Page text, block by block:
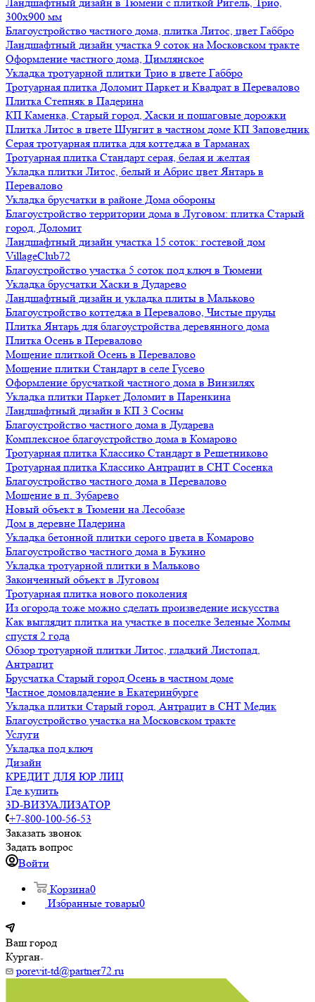
300х900 мм
Благоустройство частного дома, плитка Литос, цвет Габбро
Ландшафтный дизайн участка 9 соток на Московском тракте
Оформление частного дома, Цимлянское
Укладка тротуарной плитки Трио в цвете Габбро
Тротуарная плитка Доломит Паркет и Квадрат в Перевалово
Плитка Степняк в Падерина
КП Каменка, Старый город, Хаски и пошаговые дорожки
Плитка Литос в цвете Шунгит в частном доме КП Заповедник
Серая тротуарная плитка для коттеджа в Тарманах
Тротуарная плитка Стандарт серая, белая и желтая
Укладка плитки Литос, белый и Абрис цвет Янтарь в
Перевалово
Укладка брусчатки в районе Дома обороны
Благоустройство территории дома в Луговом: плитка Старый
город, Доломит
Ландшафтный дизайн участка 15 соток: гостевой дом
VillageClub72
Благоустройство участка 5 соток под ключ в Тюмени
Укладка брусчатки Хаски в Дударево
Ландшафтный дизайн и укладка плиты в Мальково
Благоустройство коттеджа в Перевалово, Чистые пруды
Плитка Янтарь для благоустройства деревянного дома
Плитка Осень в Перевалово
Мощение плиткой Осень в Перевалово
Мощение плитки Стандарт в селе Гусево
Оформление брусчаткой частного дома в Винзилях
Укладка плитки Паркет Доломит в Паренкина
Ландшафтный дизайн в КП 3 Сосны
Благоустройство частного дома в Дударева
Комплексное благоустройство дома в Комарово
Тротуарная плитка Классико Стандарт в Решетниково
Тротуарная плитка Классико Антрацит в СНТ Сосенка
Благоустройство частного дома в Перевалово
Мощение в п. Зубарево
Новый объект в Тюмени на Лесобазе
Дом в деревне Падерина
Укладка бетонной плитки серого цвета в Комарово
Благоустройство частного дома в Букино
Укладка тротуарной плитки в Мальково
Законченный объект в Луговом
Тротуарная плитка нового поколения
Из огорода тоже можно сделать произведение искусства
Как выглядит плитка на участке в поселке Зеленые Холмы
спустя 2 года
Обзор тротуарной плитки Литос, гладкий Листопад,
Антрацит
Брусчатка Старый город Осень в частном доме
Частное домовладение в Екатеринбурге
Укладка плитки Старый город, Антрацит в СНТ Медик
Благоустройство участка на Московском тракте
Услуги
Укладка под ключ
Дизайн
КРЕДИТ ДЛЯ ЮР ЛИЦ
Где купить
3D-ВИЗУАЛИЗАТОР
+7-800-100-56-53
Заказать звонок
Задать вопрос
Войти
Корзина0
Избранные товары0
Ваш город
Курган
porevit-td@partner72.ru